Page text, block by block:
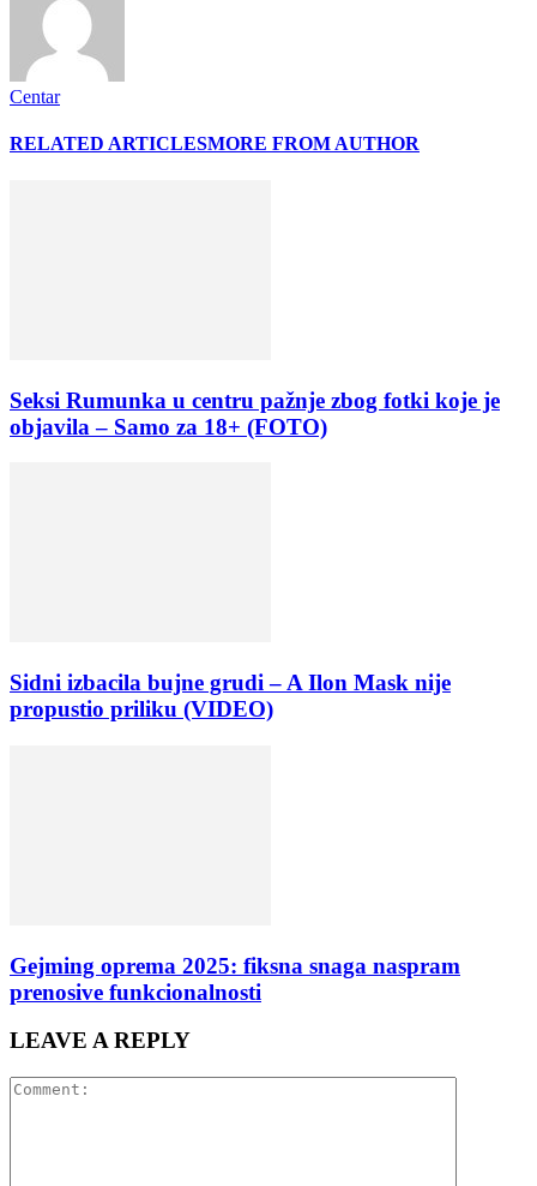
Centar
RELATED ARTICLESMORE FROM AUTHOR
Seksi Rumunka u centru pažnje zbog fotki koje je
objavila – Samo za 18+ (FOTO)
Sidni izbacila bujne grudi – A Ilon Mask nije
propustio priliku (VIDEO)
Gejming oprema 2025: fiksna snaga naspram
prenosive funkcionalnosti
LEAVE A REPLY